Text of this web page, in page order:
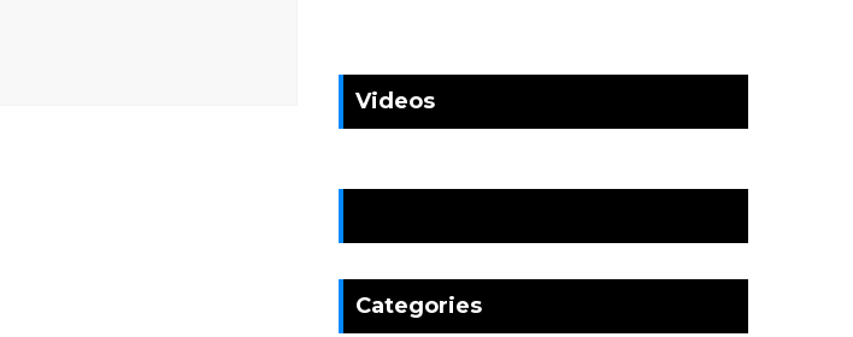
Videos
Categories